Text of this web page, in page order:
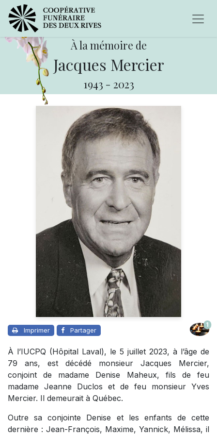
À la mémoire de
Jacques Mercier
1943 - 2023
Imprimer Partager
1
À l’IUCPQ (Hôpital Laval), le 5 juillet 2023, à l’âge de
79 ans, est décédé monsieur Jacques Mercier,
conjoint de madame Denise Maheux, fils de feu
madame Jeanne Duclos et de feu monsieur Yves
Mercier. Il demeurait à Québec.
Outre sa conjointe Denise et les enfants de cette
dernière : Jean-François, Maxime, Yannick, Mélissa, il